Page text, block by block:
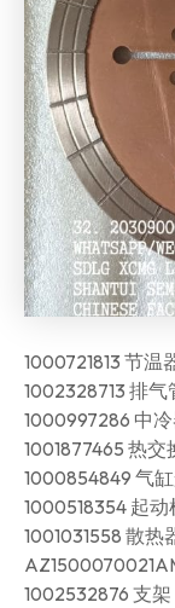
1000721813 节温
1002328713 排气
1000997286 中
1001877465 热交
1000854849 气
1000518354 起动
1001031558 散热
1002532876 支架